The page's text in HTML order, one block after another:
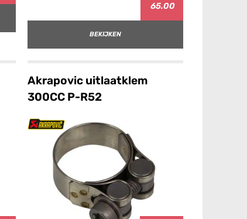
65.00
BEKIJKEN
Akrapovic uitlaatklem
300CC P-R52